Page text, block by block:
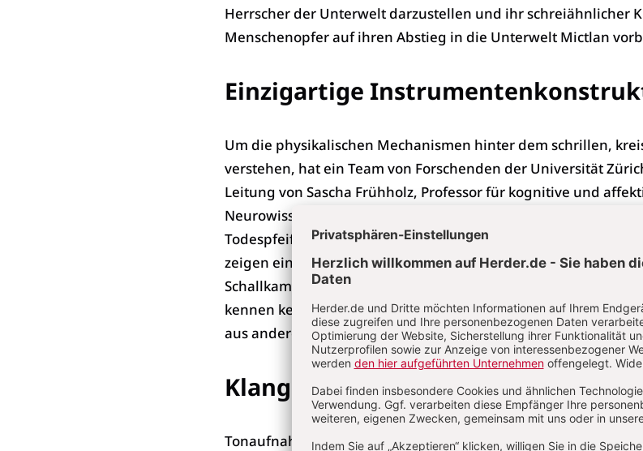
Herrscher der Unterwelt darzustellen und ihr schreiähnlicher
Menschenopfer auf ihren Abstieg in die Unterwelt Mictlan
Einzigartige
Um die physikalischen Mechanismen hinter dem schrillen,
verstehen, hat ein Team von Forschenden der Universität
Leitung von Sascha Frühholz, Professor für kognitive und
Neurowissenschaften, digitale 3D-Rekonstruktionen von
Todespfeifen aus dem Ethnologischen Museum in Berlin
zeigen eine einzigartige Innenkonstruktion mit zwei
Schallkammern, die Luftturbulenzen und damit den schrillen
kennen kein vergleichbares Musikinstrument aus
aus anderen historischen und zeitgenössischen Kontexten»,
Klang ist abschreckend und
Tonaufnahmen von originalen und nachgebauten